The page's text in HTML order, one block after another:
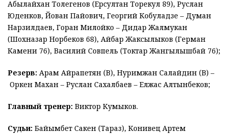
Абылайхан Толегенов (Ерсултан Торекул 89), Руслан
Юденков, Йован Пайович, Георгий Кобуладзе – Думан
Нарзилдаев, Горан Милойко – Дидар Жалмукан
(Шохназар Норбеков 68), Айбар Жаксылыков (Герман
Камени 76), Василий Совпель (Токтар Жангылышбай 76);
Резерв: Арам Айрапетян (В), Нуримжан Салайдин (В) –​
Оркен Махан – Руслан Сахалбаев – Елжас Алтынбеков;
Главный тренер: Виктор Кумыков.
Судьи: Байымбет Сакен (Тараз), Конивец Артем